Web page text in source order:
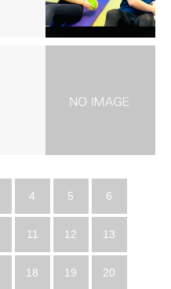
4 5 6
11 12 13
18 19 20